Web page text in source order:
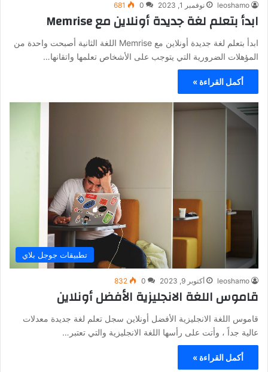
leoshamo نوفمبر 1, 2023 0
681
ابدأ بتعلم لغة جديدة أونلاين مع Memrise
ابدأ بتعلم لغة جديدة أونلاين مع Memrise اللغة الثانية أصبحت واحدة من
المؤهلات الضرورية التي يتوجب على الأشخاص تعلمها واتقانها…
أكمل القراءة »
تطبيقات جوجل بلاي
leoshamo أكتوبر 9, 2023 0
832
قاموس اللغة الانجليزية الأفضل أونلاين
قاموس اللغة الانجليزية الأفضل أونلاين سجل تعلم لغة جديدة معدلات
عالية جداً ، وأتت على رأسها اللغة الانجليزية والتي تعتبر…
أكمل القراءة »